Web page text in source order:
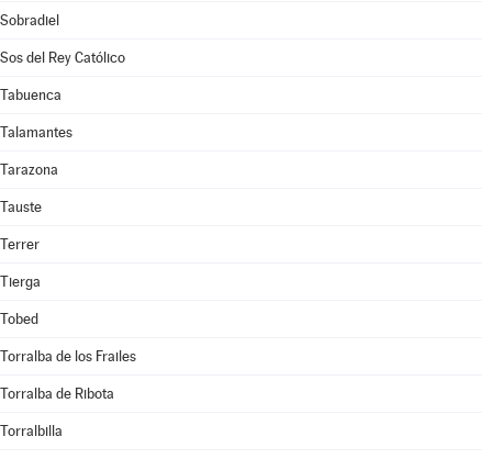
Sobradiel
Sos del Rey Católico
Tabuenca
Talamantes
Tarazona
Tauste
Terrer
Tierga
Tobed
Torralba de los Frailes
Torralba de Ribota
Torralbilla